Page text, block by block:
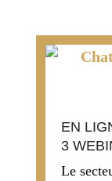
EN
3
Le